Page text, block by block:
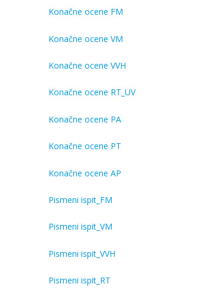
Konačne ocene FM
Konačne ocene VM
Konačne ocene VVH
Konačne ocene RT_UV
Konačne ocene PA
Konačne ocene PT
Konačne ocene AP
Pismeni ispit_FM
Pismeni ispit_VM
Pismeni ispit_VVH
Pismeni ispit_RT